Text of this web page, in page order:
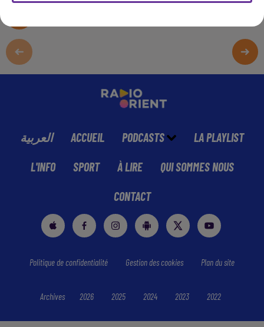
العربية ACCUEIL PODCASTS LA PLAYLIST
L'INFO SPORT À LIRE QUI SOMMES NOUS
CONTACT
Politique de confidentialité Gestion des cookies Plan du site
Archives 2026 2025 2024 2023 2022